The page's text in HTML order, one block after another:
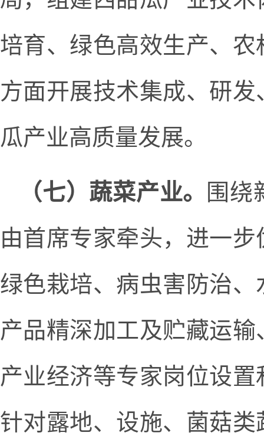
培育、绿色高效生产、
方面开展技术集成、研
瓜产业高质量发展。
（七）蔬菜产业。
围绕
由首席专家牵头，进一
绿色栽培、病虫害防治
产品精深加工及贮藏运
产业经济等专家岗位设
针对露地、设施、菌菇